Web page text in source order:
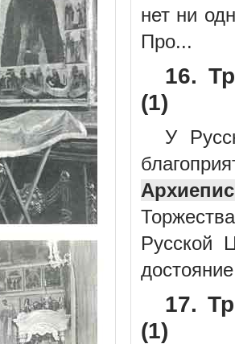
нет ни
Про...
16.
(1)
У
Русской
17.
(1)